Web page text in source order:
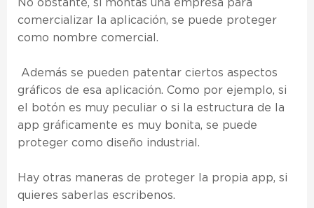
No obstante, si montas una empresa para
comercializar la aplicación, se puede proteger
como nombre comercial.
Además se pueden patentar ciertos aspectos
gráficos de esa aplicación. Como por ejemplo, si
el botón es muy peculiar o si la estructura de la
app gráficamente es muy bonita, se puede
proteger como diseño industrial.
Hay otras maneras de proteger la propia app, si
quieres saberlas escribenos.